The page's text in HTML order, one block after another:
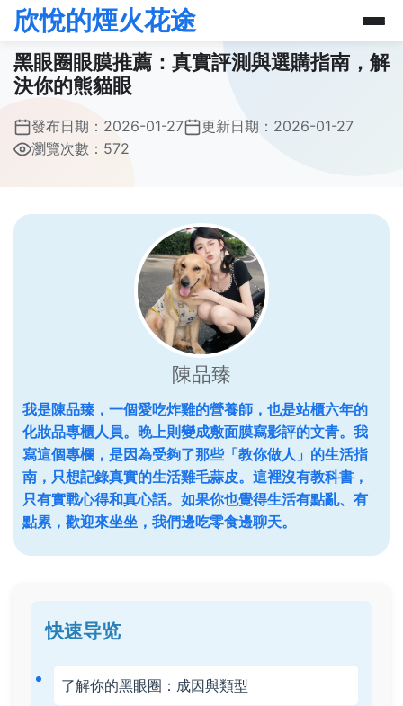
欣悅的煙火花途
黑眼圈眼膜推薦：真實評測與選購指南，解
決你的熊貓眼
發布日期： 2026-01-27 更新日期： 2026-01-27
瀏覽次數：572
陳品臻
我是陳品臻，一個愛吃炸雞的營養師，也是站櫃六年的
化妝品專櫃人員。晚上則變成敷面膜寫影評的文青。我
寫這個專欄，是因為受夠了那些「教你做人」的生活指
南，只想記錄真實的生活雞毛蒜皮。這裡沒有教科書，
只有實戰心得和真心話。如果你也覺得生活有點亂、有
點累，歡迎來坐坐，我們邊吃零食邊聊天。
快速导览
了解你的黑眼圈：成因與類型